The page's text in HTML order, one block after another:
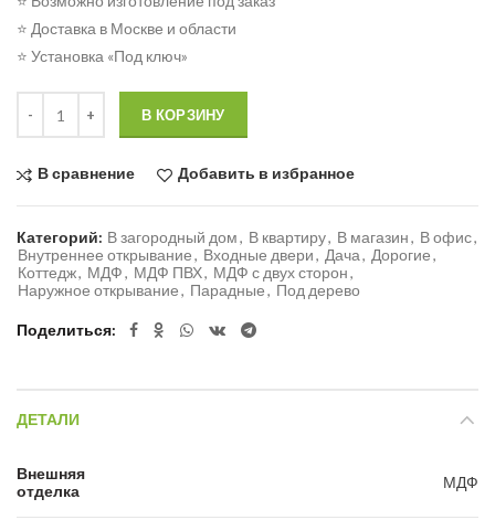
⭐ Доставка в Москве и области
⭐ Установка «Под ключ»
В КОРЗИНУ
В сравнение Добавить в избранное
Категорий: В загородный дом, В квартиру, В магазин, В офис,
Внутреннее открывание, Входные двери, Дача, Дорогие,
Коттедж, МДФ, МДФ ПВХ, МДФ с двух сторон,
Наружное открывание, Парадные, Под дерево
Поделиться
ДЕТАЛИ
Внешняя
отделка
МДФ